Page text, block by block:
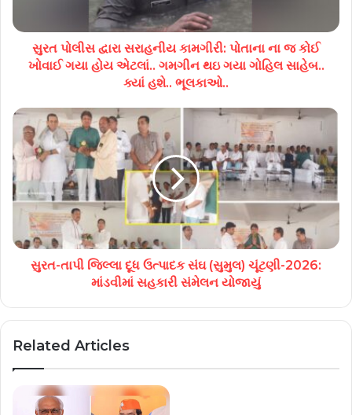
સુરત પોલીસ દ્વારા સરાહનીય કામગીરી: પોતાના ના જ કોઈ
ખોવાઈ ગયા હોય એટલાં.. ગમગીન થઇ ગયા ગોહિલ સાહેબ..
ક્યાં હશે.. ભૂલકાઓ..
સુરત-તાપી જિલ્લા દૂધ ઉત્પાદક સંઘ (સુમુલ) ચૂંટણી-2026:
માંડવીમાં સહકારી સંમેલન યોજાયું
Related Articles